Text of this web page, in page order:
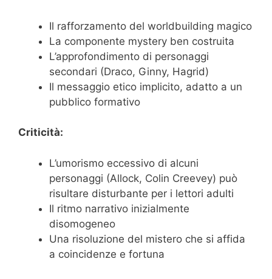
Il rafforzamento del worldbuilding magico
La componente mystery ben costruita
L’approfondimento di personaggi
secondari (Draco, Ginny, Hagrid)
Il messaggio etico implicito, adatto a un
pubblico formativo
Criticità:
L’umorismo eccessivo di alcuni
personaggi (Allock, Colin Creevey) può
risultare disturbante per i lettori adulti
Il ritmo narrativo inizialmente
disomogeneo
Una risoluzione del mistero che si affida
a coincidenze e fortuna